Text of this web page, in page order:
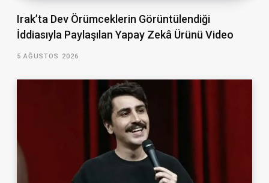
Irak’ta Dev Örümceklerin Görüntülendiği
İddiasıyla Paylaşılan Yapay Zekâ Ürünü Video
5 AĞUSTOS 2026